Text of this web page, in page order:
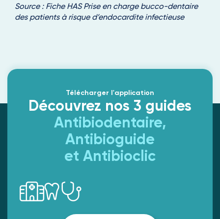
Source : Fiche HAS Prise en charge bucco-dentaire
des patients à risque d’endocardite infectieuse
Télécharger l'application
Découvrez nos 3 guides
Antibiodentaire,
Antibioguide
et Antibioclic